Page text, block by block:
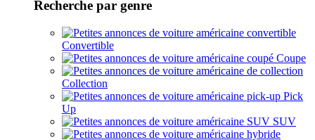
Recherche par genre
Convertible
Coupe
Collection
Pick
Up
SUV